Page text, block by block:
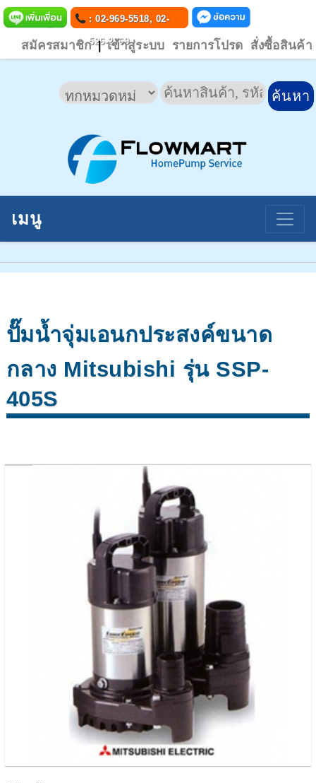
: 02-969-5518, 02-
526-2769
สมัครสมาชิก|เข้าสู่ระบบ รายการโปรด สั่งซื้อสินค้า
เมนู
ปั๊มน้ำจุ่มเอนกประสงค์ขนาด
กลาง Mitsubishi รุ่น SSP-
405S